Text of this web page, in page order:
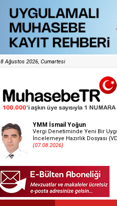
8 Ağustos 2026, Cumartesi
YMM İsmail Yoğun
Vergi Denetiminde Yeni Bir
İncelemeye Hazırlık Dosyası
(07.08.2026)